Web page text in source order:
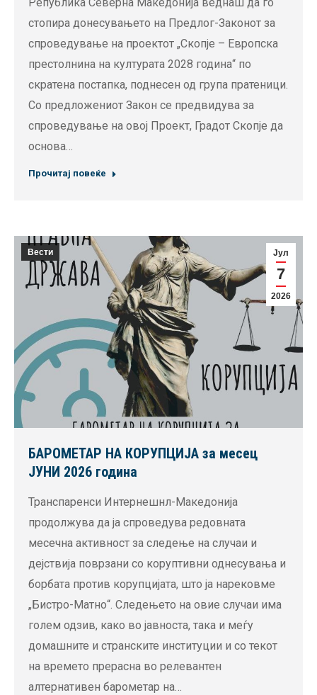
стопира донесувањето на Предлог-Законот за
спроведување на проектот „Скопје – Европска
престолнина на културата 2028 година“ по
скратена постапка, поднесен од група пратеници.
Со предложениот Закон се предвидува за
спроведување на овој Проект, Градот Скопје да
основа…
Прочитај повеќе
Јул
7
2026
Вести
БАРОМЕТАР НА КОРУПЦИЈА за месец
ЈУНИ 2026 година
Транспаренси Интернешнл-Македонија
продолжува да ја спроведува редовната
месечна активност за следење на случаи и
дејствија поврзани со коруптивни однесувања и
борбата против корупцијата, што ја нарековме
„Бистро-Матно“. Следењето на овие случаи има
голем одзив, како во јавноста, така и меѓу
домашните и странските институции и со текот
на времето прерасна во релевантен
алтернативен барометар на…